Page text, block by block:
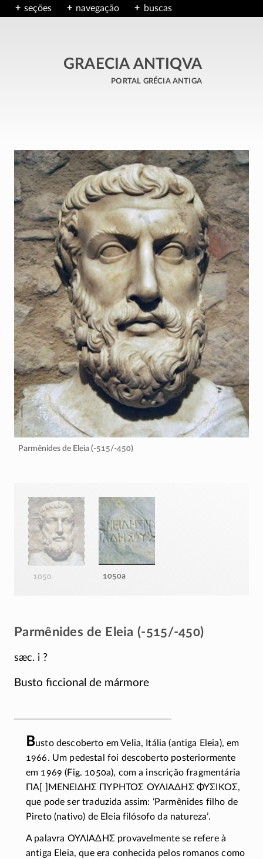
seções navegação buscas
GRAECIA ANTIQVA
portal grécia antiga
Parmênides de Eleia (-515/-450)
1050 1050a
Parmênides de Eleia (-515/-450)
sæc. i ?
Busto ficcional de mármore
Busto descoberto em Velia, Itália (antiga Eleia), em
1966. Um pedestal foi descoberto posteriormente
em 1969 (Fig. 1050a), com a inscrição fragmentária
ΠΑ[ ]ΜΕΝΕIΔΗΣ ΠΥΡΗΤΟΣ ΟΥΛΙΑΔΗΣ ΦΥΣΙΚΟΣ,
que pode ser traduzida assim: ʻParmênides filho de
Pireto (nativo) de Eleia filósofo da naturezaʼ.
A palavra ΟΥΛΙΑΔΗΣprovavelmente se refere à
antiga Eleia, que era conhecida pelos romanos como